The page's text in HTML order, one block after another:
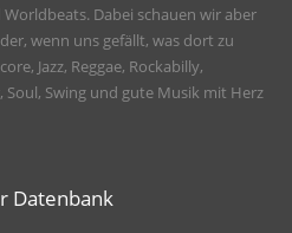
Dabei schauen wir aber
wenn uns gefällt, was dort zu
Jazz, Reggae, Rockabilly,
Soul, Swing und gute Musik mit Herz
Datenbank